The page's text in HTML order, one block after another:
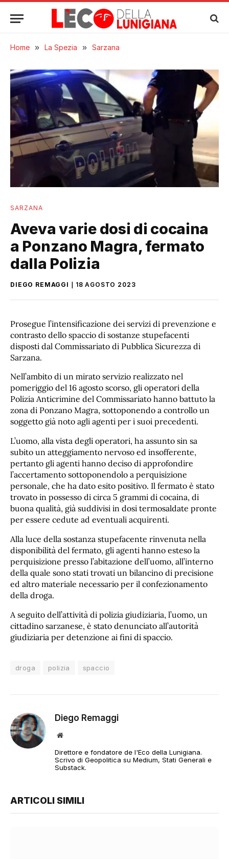
Home » La Spezia » Sarzana
SARZANA
Aveva varie dosi di cocaina
a Ponzano Magra, fermato
dalla Polizia
DIEGO REMAGGI 18 AGOSTO 2023
Prosegue l’intensificazione dei servizi di prevenzione e
contrasto dello spaccio di sostanze stupefacenti
disposti dal Commissariato di Pubblica Sicurezza di
Sarzana.
Nell’ambito di un mirato servizio realizzato nel
pomeriggio del 16 agosto scorso, gli operatori della
Polizia Anticrimine del Commissariato hanno battuto la
zona di Ponzano Magra, sottoponendo a controllo un
soggetto già noto agli agenti per i suoi precedenti.
L’uomo, alla vista degli operatori, ha assunto sin sa
subito un atteggiamento nervoso ed insofferente,
pertanto gli agenti hanno deciso di approfondire
l’accertamento sottoponendolo a perquisizione
personale, che ha dato esito positivo. Il fermato è stato
trovato in possesso di circa 5 grammi di cocaina, di
buona qualità, già suddivisi in dosi termosaldate pronte
per essere cedute ad eventuali acquirenti.
Alla luce della sostanza stupefacente rinvenuta nella
disponibilità del fermato, gli agenti hanno esteso la
perquisizione presso l’abitazione dell’uomo, all’interno
della quale sono stati trovati un bilancino di precisione
ed altro materiale necessario per il confezionamento
della droga.
A seguito dell’attività di polizia giudiziaria, l’uomo, un
cittadino sarzanese, è stato denunciato all’autorità
giudiziaria per detenzione ai fini di spaccio.
droga polizia spaccio
Diego Remaggi
Sito
Direttore e fondatore de l'Eco della Lunigiana.
Scrivo di Geopolitica su Medium, Stati Generali e
Substack.
ARTICOLI SIMILI